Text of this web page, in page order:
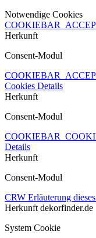
Notwendige Cookies
Herkunft
Consent-Modul
Cookies Details
Herkunft
Consent-Modul
Details
Herkunft
Consent-Modul
CRW Erläuterung
Herkunft dekorfinder.de
System Cookie